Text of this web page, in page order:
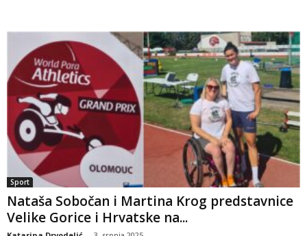
Sport
Nataša Sobočan i Martina Krog predstavnice
Velike Gorice i Hrvatske na...